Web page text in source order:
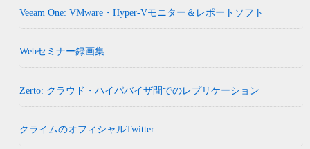
Veeam One: VMware・Hyper-Vモニター＆レポートソフト
Webセミナー録画集
Zerto: クラウド・ハイパバイザ間でのレプリケーション
クライムのオフィシャルTwitter